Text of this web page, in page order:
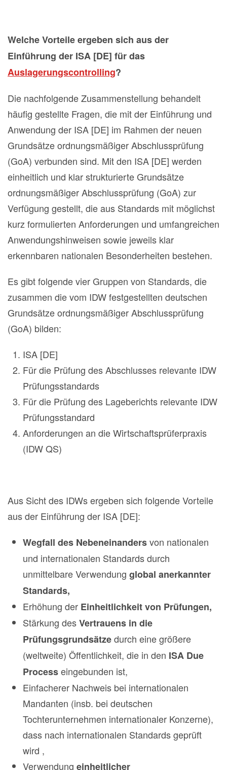
Welche Vorteile ergeben sich aus der
Einführung der ISA [DE] für das
Auslagerungscontrolling?
Die nachfolgende Zusammenstellung behandelt
häufig gestellte Fragen, die mit der Einführung und
Anwendung der ISA [DE] im Rahmen der neuen
Grundsätze ordnungsmäßiger Abschlussprüfung
(GoA) verbunden sind. Mit den ISA [DE] werden
einheitlich und klar strukturierte Grundsätze
ordnungsmäßiger Abschlussprüfung (GoA) zur
Verfügung gestellt, die aus Standards mit möglichst
kurz formulierten Anforderungen und umfangreichen
Anwendungshinweisen sowie jeweils klar
erkennbaren nationalen Besonderheiten bestehen.
Es gibt folgende vier Gruppen von Standards, die
zusammen die vom IDW festgestellten deutschen
Grundsätze ordnungsmäßiger Abschlussprüfung
(GoA) bilden:
ISA [DE]
Für die Prüfung des Abschlusses relevante IDW
Prüfungsstandards
Für die Prüfung des Lageberichts relevante IDW
Prüfungsstandard
Anforderungen an die Wirtschaftsprüferpraxis
(IDW QS)
Aus Sicht des IDWs ergeben sich folgende Vorteile
aus der Einführung der ISA [DE]:
Wegfall des Nebeneinandersvon nationalen
und internationalen Standards durch
unmittelbare Verwendung global anerkannter
Standards,
Erhöhung der Einheitlichkeit von Prüfungen,
Stärkung desVertrauens in die
Prüfungsgrundsätzedurch eine größere
(weltweite) Öffentlichkeit, die in den ISA Due
Processeingebunden ist,
Einfacherer Nachweis bei internationalen
Mandanten (insb. bei deutschen
Tochterunternehmen internationaler Konzerne),
dass nach internationalen Standards geprüft
wird ,
Verwendung einheitlicher